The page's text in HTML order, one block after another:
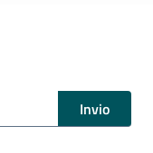
Invio